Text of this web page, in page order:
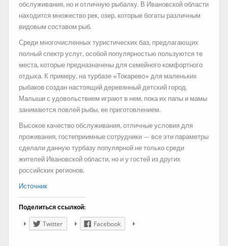
обслуживания, но и отличную рыбалку. В Ивановской области
находится множество рек, озер, которые богаты различным
видовым составом рыб.
Среди многочисленных туристических баз, предлагающих
полный спектр услуг, особой популярностью пользуются те
места, которые предназначены для семейного комфортного
отдыха. К примеру, на турбазе «Токарево» для маленьких
рыбаков создан настоящий деревянный детский город.
Малыши с удовольствием играют в нем, пока их папы и мамы
занимаются ловлей рыбы, ее приготовлением.
Высокое качество обслуживания, отличные условия для
проживания, гостеприимные сотрудники — все эти параметры
сделали данную турбазу популярной не только среди
жителей Ивановской области, но и у гостей из других
российских регионов.
Источник
Поделиться ссылкой:
Twitter Facebook